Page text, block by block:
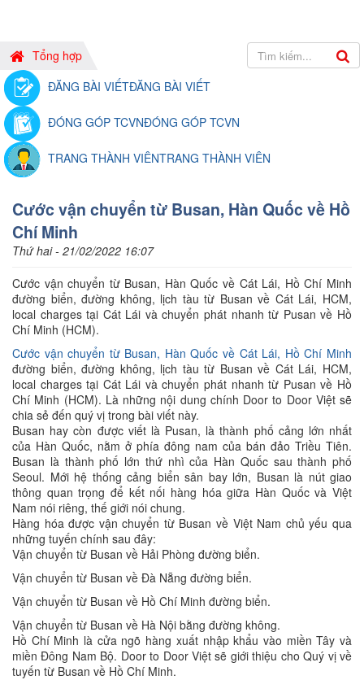
Tổng hợp
ĐĂNG BÀI VIẾTĐĂNG BÀI VIẾT
ĐÓNG GÓP TCVNĐÓNG GÓP TCVN
TRANG THÀNH VIÊNTRANG THÀNH VIÊN
Cước vận chuyển từ Busan, Hàn Quốc về Hồ
Chí Minh
Thứ hai - 21/02/2022 16:07
Cước vận chuyển từ Busan, Hàn Quốc về Cát Lái, Hồ Chí Minh
đường biển, đường không, lịch tàu từ Busan về Cát Lái, HCM,
local charges tại Cát Lái và chuyển phát nhanh từ Pusan về Hồ
Chí Minh (HCM).
Cước vận chuyển từ Busan, Hàn Quốc về Cát Lái, Hồ Chí Minh
đường biển, đường không, lịch tàu từ Busan về Cát Lái, HCM,
local charges tại Cát Lái và chuyển phát nhanh từ Pusan về Hồ
Chí Minh (HCM). Là những nội dung chính Door to Door Việt sẽ
chia sẻ đến quý vị trong bài viết này.
Busan hay còn được viết là Pusan, là thành phố cảng lớn nhất
của Hàn Quốc, nằm ở phía đông nam của bán đảo Triều Tiên.
Busan là thành phố lớn thứ nhì của Hàn Quốc sau thành phố
Seoul. Mới hệ thống cảng biển sân bay lớn, Busan là nút giao
thông quan trọng để kết nối hàng hóa giữa Hàn Quốc và Việt
Nam nói riêng, thế giới nói chung.
Hàng hóa được vận chuyển từ Busan về Việt Nam chủ yếu qua
những tuyến chính sau đây:
Vận chuyển từ Busan về Hải Phòng đường biển.
Vận chuyển từ Busan về Đà Nẵng đường biển.
Vận chuyển từ Busan về Hồ Chí Minh đường biển.
Vận chuyển từ Busan về Hà Nội bằng đường không.
Hồ Chí Minh là cửa ngõ hàng xuất nhập khẩu vào miền Tây và
miền Đông Nam Bộ. Door to Door Việt sẽ giới thiệu cho Quý vị về
tuyến từ Busan về Hồ Chí Minh.